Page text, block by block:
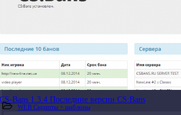
CS-Bans 1.3.4 Последние версии CS:Bans
WEB Скрипты + шаблоны